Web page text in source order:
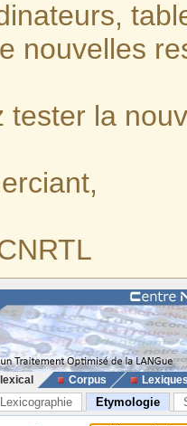
nouvelles
tester la
Corpus
Lexicographie Etymologie